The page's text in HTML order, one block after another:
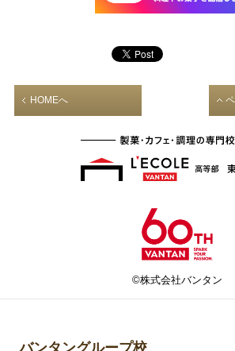
HOMEへ
©株式会社バンタン
バンタングループ校